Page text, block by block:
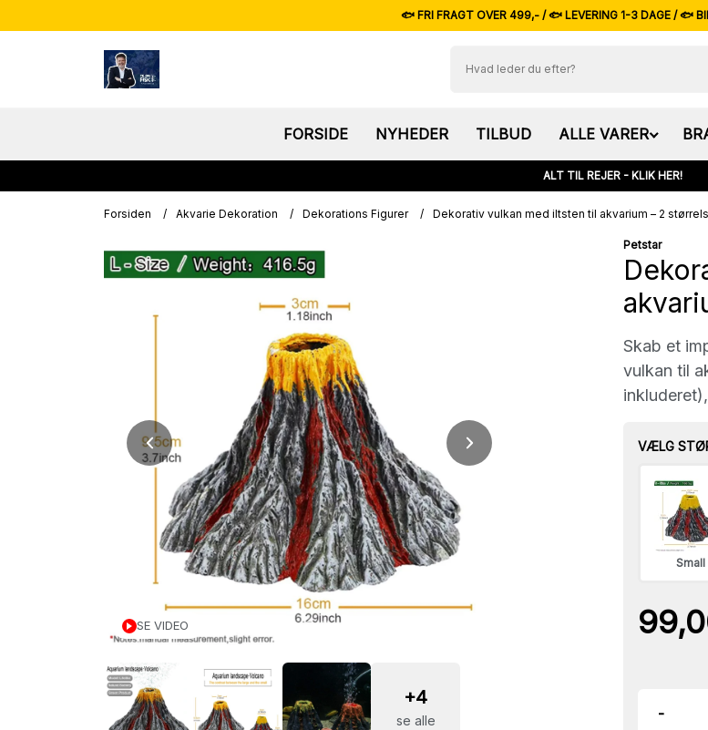
🐟 FRI FRAGT OVER 499,- / 🐟 LEVERING 1-3 DAGE / 🐟
FORSIDE NYHEDER TILBUD ALLE VARER
ALT TIL REJER - KLIK HER!
Forsiden / Akvarie Dekoration / Dekorations Figurer / Dekorativ vulkan med iltsten til akvarium – 2
SE VIDEO
+4
se alle
Petstar
Skab et
vulkan til
VÆLG
Small
-